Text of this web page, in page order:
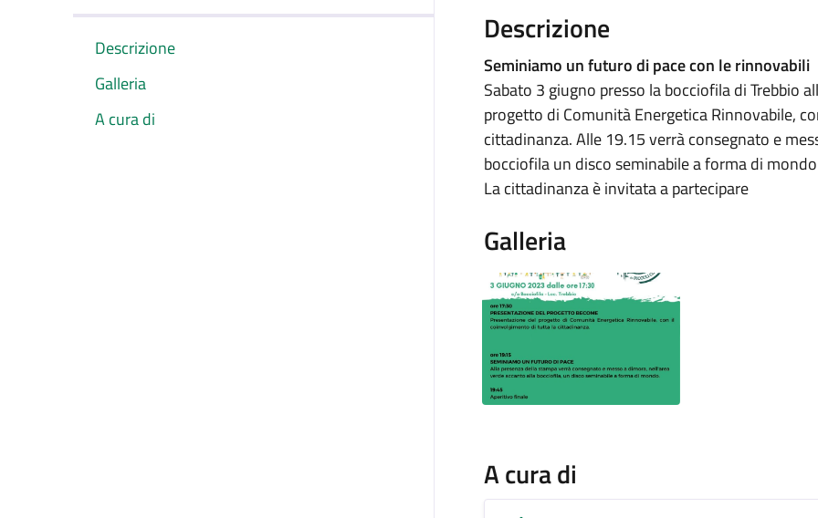
Descrizione
Galleria
A cura di
Descrizione
Seminiamo un futuro di pace con le rinnovabili
Sabato 3 giugno presso la bocciofila di Trebbio
progetto di Comunità Energetica Rinnovabile,
cittadinanza. Alle 19.15 verrà consegnato e
bocciofila un disco seminabile a forma di
La cittadinanza è invitata a partecipare
Galleria
A cura di